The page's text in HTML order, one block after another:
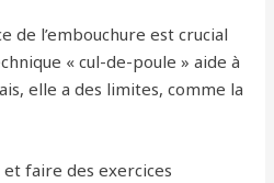
de l’embouchure est crucial
« cul-de-poule » aide à
elle a des limites, comme la
faire des exercices